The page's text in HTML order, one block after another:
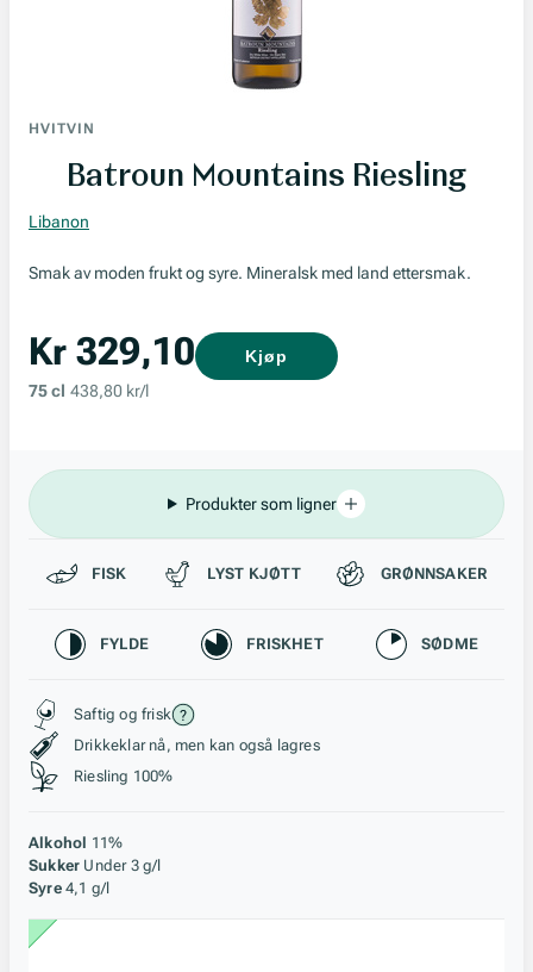
HVITVIN
Batroun Mountains Riesling
Libanon
Smak av moden frukt og syre. Mineralsk med land ettersmak.
Kr 329,10
75 cl 438,80 kr/l
Kjøp
Produkter som ligner
Passer til
FISK LYST KJØTT GRØNNSAKER
Karakteristikk
FYLDE FRISKHET SØDME
Stil, lagring og råstoff
Saftig og frisk
Drikkeklar nå, men kan også lagres
Riesling 100%
Alkohol 11%
Sukker Under 3 g/l
Syre 4,1 g/l